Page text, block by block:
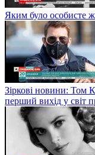
Яким було особисте
Зіркові новини: Том
перший вихід у світ